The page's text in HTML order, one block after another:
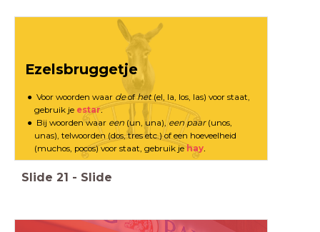
Ezelsbruggetje
Voor woorden waar deofhet(el, la, los, las) voor staat,
gebruik je estar.
Bij woorden waar een (un, una),een paar (unos,
unas), telwoorden (dos, tres etc.) of een hoeveelheid
(muchos, pocos) voor staat, gebruik jehay.
Slide 21 - Slide